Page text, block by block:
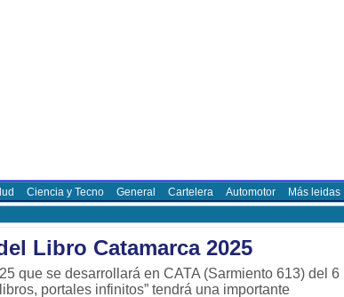
Ciencia y Tecno General Cartelera Automotor Más leidas
Libro Catamarca 2025
que se desarrollará en CATA (Sarmiento 613) del 6
portales infinitos” tendrá una importante